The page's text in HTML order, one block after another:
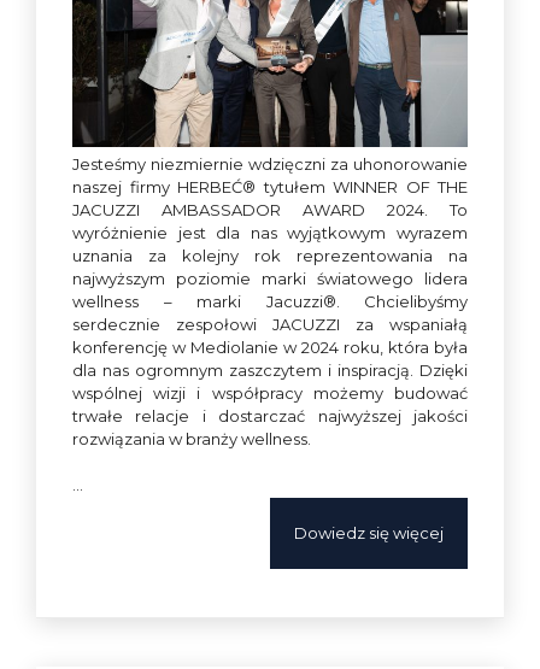
Jesteśmy niezmiernie wdzięczni za uhonorowanie
naszej firmy HERBEĆ® tytułem WINNER OF THE
JACUZZI AMBASSADOR AWARD 2024. To
wyróżnienie jest dla nas wyjątkowym wyrazem
uznania za kolejny rok reprezentowania na
najwyższym poziomie marki światowego lidera
wellness – marki Jacuzzi®. Chcielibyśmy
serdecznie zespołowi JACUZZI za wspaniałą
konferencję w Mediolanie w 2024 roku, która była
dla nas ogromnym zaszczytem i inspiracją. Dzięki
wspólnej wizji i współpracy możemy budować
trwałe relacje i dostarczać najwyższej jakości
rozwiązania w branży wellness.
…
Dowiedz się więcej